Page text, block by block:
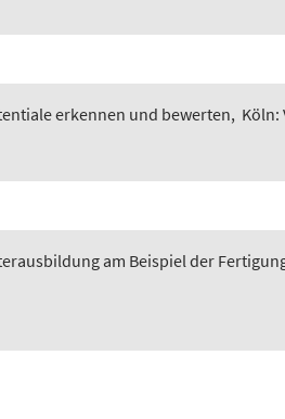
erkennen und bewerten, Köln:
am Beispiel der